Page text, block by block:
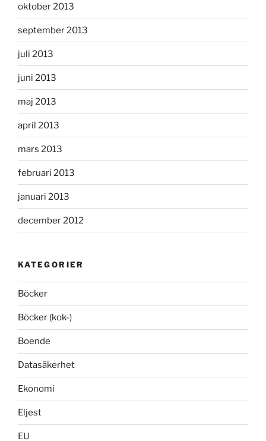
oktober 2013
september 2013
juli 2013
juni 2013
maj 2013
april 2013
mars 2013
februari 2013
januari 2013
december 2012
KATEGORIER
Böcker
Böcker (kok-)
Boende
Datasäkerhet
Ekonomi
Eljest
EU